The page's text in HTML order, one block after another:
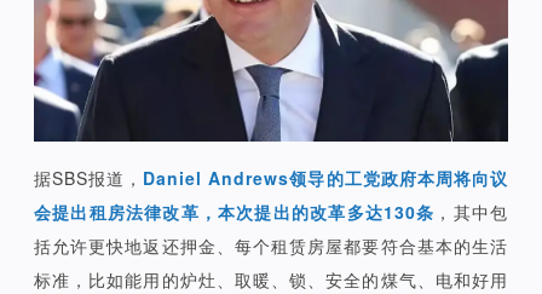
据SBS报道， Daniel Andrews领导的工党政府本周将向议
会提出租房法律改革，本次提出的改革多达130条 ，其中包
括允许更快地返还押金、每个租赁房屋都要符合基本的生活
标准，比如能用的炉灶、取暖、锁、安全的煤气、电和好用